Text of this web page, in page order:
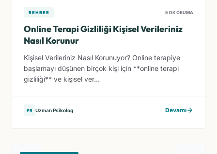
REHBER 5 DK OKUMA
Online Terapi Gizliliği Kişisel Verileriniz
Nasıl Korunur
Kişisel Verileriniz Nasıl Korunuyor? Online terapiye
başlamayı düşünen birçok kişi için **online terapi
gizliliği** ve kişisel ver...
PR Uzman Psikolog Devamı